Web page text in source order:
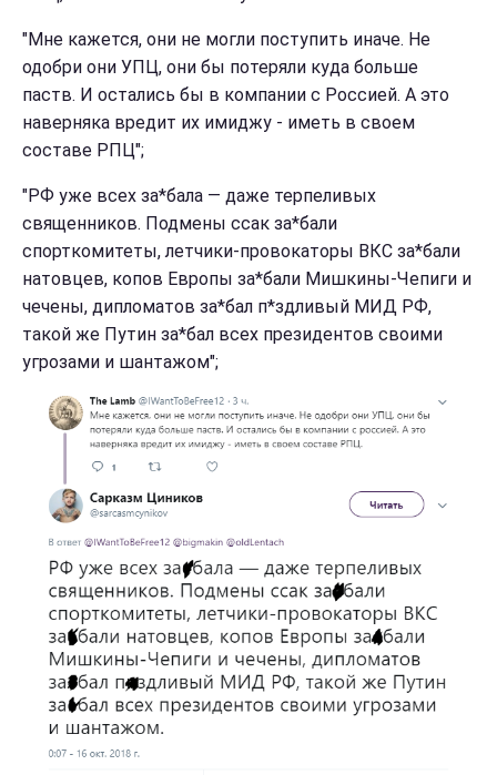
"Мне кажется, они не могли поступить иначе. Не
одобри они УПЦ, они бы потеряли куда больше
паств. И остались бы в компании с Россией. А это
наверняка вредит их имиджу - иметь в своем
составе РПЦ";
"РФ уже всех за*бала — даже терпеливых
священников. Подмены ссак за*бали
спорткомитеты, летчики-провокаторы ВКС за*бали
натовцев, копов Европы за*бали Мишкины-Чепиги и
чечены, дипломатов за*бал п*здливый МИД РФ,
такой же Путин за*бал всех президентов своими
угрозами и шантажом";